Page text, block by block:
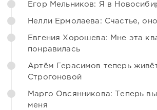
Егор Мельников: Я в
Нелли Ермолаева: Счастье,
Евгения Хорошева: Мне эта
понравилась
Артём Герасимов теперь
Строгоновой
Марго Овсянникова: Теперь вы
меня